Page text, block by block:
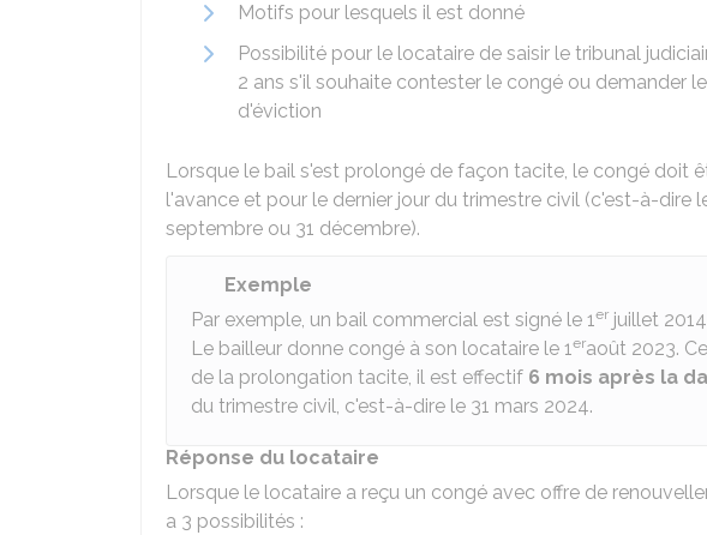
Motifs pour lesquels il est donné
Possibilité pour le locataire de saisir le tribunal
2 ans s'il souhaite contester le congé ou demander
d'éviction
Lorsque le bail s'est prolongé de façon tacite, le congé doit
l'avance et pour le dernier jour du trimestre civil (c'est-à-dire
septembre ou 31 décembre).
Exemple
Par exemple, un bail commercial est signé le 1er juillet
Le bailleur donne congé à son locataire le 1eraoût 2023.
de la prolongation tacite, il est effectif 6 mois après la
du trimestre civil, c'est-à-dire le 31 mars 2024.
Réponse du locataire
Lorsque le locataire a reçu un congé avec offre de
a 3 possibilités :